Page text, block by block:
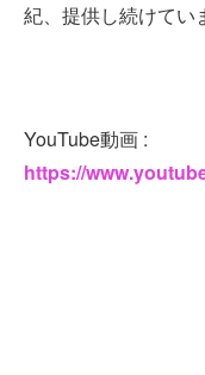
紀、提供し続けてい
YouTube動画 :
https://